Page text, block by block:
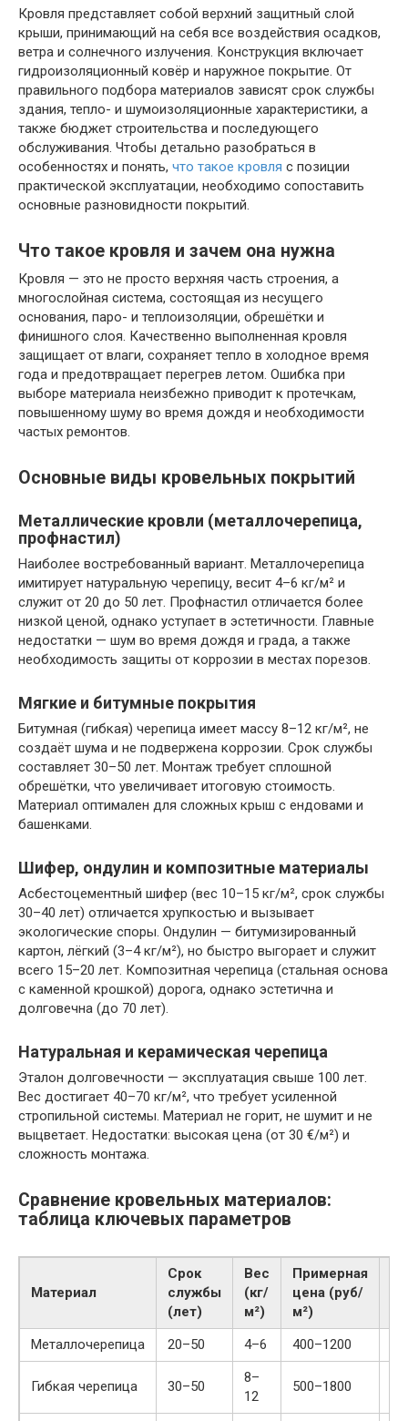
Кровля представляет собой верхний защитный слой
крыши, принимающий на себя все воздействия осадков,
ветра и солнечного излучения. Конструкция включает
гидроизоляционный ковёр и наружное покрытие. От
правильного подбора материалов зависят срок службы
здания, тепло- и шумоизоляционные характеристики, а
также бюджет строительства и последующего
обслуживания. Чтобы детально разобраться в
особенностях и понять, что такое кровля с позиции
практической эксплуатации, необходимо сопоставить
основные разновидности покрытий.
Что такое кровля и зачем она нужна
Кровля — это не просто верхняя часть строения, а
многослойная система, состоящая из несущего
основания, паро- и теплоизоляции, обрешётки и
финишного слоя. Качественно выполненная кровля
защищает от влаги, сохраняет тепло в холодное время
года и предотвращает перегрев летом. Ошибка при
выборе материала неизбежно приводит к протечкам,
повышенному шуму во время дождя и необходимости
частых ремонтов.
Основные виды кровельных покрытий
Металлические кровли (металлочерепица,
профнастил)
Наиболее востребованный вариант. Металлочерепица
имитирует натуральную черепицу, весит 4–6 кг/м² и
служит от 20 до 50 лет. Профнастил отличается более
низкой ценой, однако уступает в эстетичности. Главные
недостатки — шум во время дождя и града, а также
необходимость защиты от коррозии в местах порезов.
Мягкие и битумные покрытия
Битумная (гибкая) черепица имеет массу 8–12 кг/м², не
создаёт шума и не подвержена коррозии. Срок службы
составляет 30–50 лет. Монтаж требует сплошной
обрешётки, что увеличивает итоговую стоимость.
Материал оптимален для сложных крыш с ендовами и
башенками.
Шифер, ондулин и композитные материалы
Асбестоцементный шифер (вес 10–15 кг/м², срок службы
30–40 лет) отличается хрупкостью и вызывает
экологические споры. Ондулин — битумизированный
картон, лёгкий (3–4 кг/м²), но быстро выгорает и служит
всего 15–20 лет. Композитная черепица (стальная основа
с каменной крошкой) дорога, однако эстетична и
долговечна (до 70 лет).
Натуральная и керамическая черепица
Эталон долговечности — эксплуатация свыше 100 лет.
Вес достигает 40–70 кг/м², что требует усиленной
стропильной системы. Материал не горит, не шумит и не
выцветает. Недостатки: высокая цена (от 30 €/м²) и
сложность монтажа.
Сравнение кровельных материалов:
таблица ключевых параметров
Материал
Срок
службы
(лет)
Вес
(кг/
м²)
Примерная
цена (руб/
м²)
Металлочерепица 20–50 4–6 400–1200
Гибкая черепица 30–50
8–
12
500–1800